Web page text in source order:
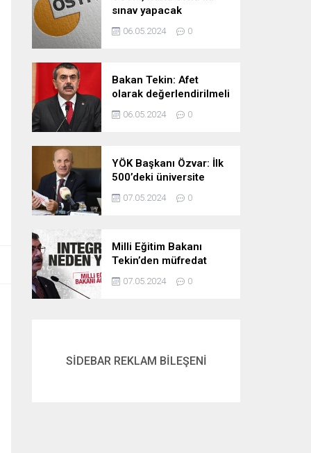
sınav yapacak
06.05.2024 0
Bakan Tekin: Afet
olarak değerlendirilmeli
06.05.2024 0
YÖK Başkanı Özvar: İlk
500’deki üniversite
sayımızı 10’a çıkarmayı
hedefliyoruz
07.05.2024 0
Milli Eğitim Bakanı
Tekin’den müfredat
açıklaması! İntegral
neden yok? İşte
07.05.2024 0
SİDEBAR REKLAM BİLEŞENİ